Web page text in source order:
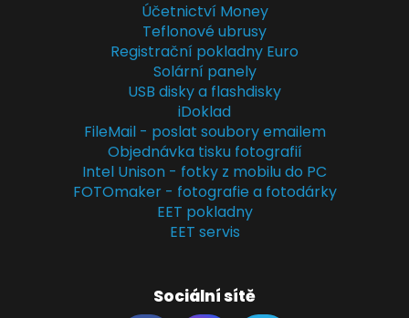
Účetnictví Money
Teflonové ubrusy
Registrační pokladny Euro
Solární panely
USB disky a flashdisky
iDoklad
FileMail - poslat soubory emailem
Objednávka tisku fotografií
Intel Unison - fotky z mobilu do PC
FOTOmaker - fotografie a fotodárky
EET pokladny
EET servis
Sociální sítě